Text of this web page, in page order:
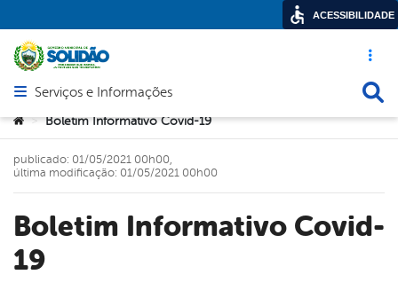
Acesso
Abrir menu principal de navegação
Serviços e Informações
Você está aqui:
> Boletim Informativo Covid-19
Boletim Informativo Covid-
19
publicado: 01/05/2021 00h00,
última modificação: 01/05/2021 00h00
ACESSIBILIDADE